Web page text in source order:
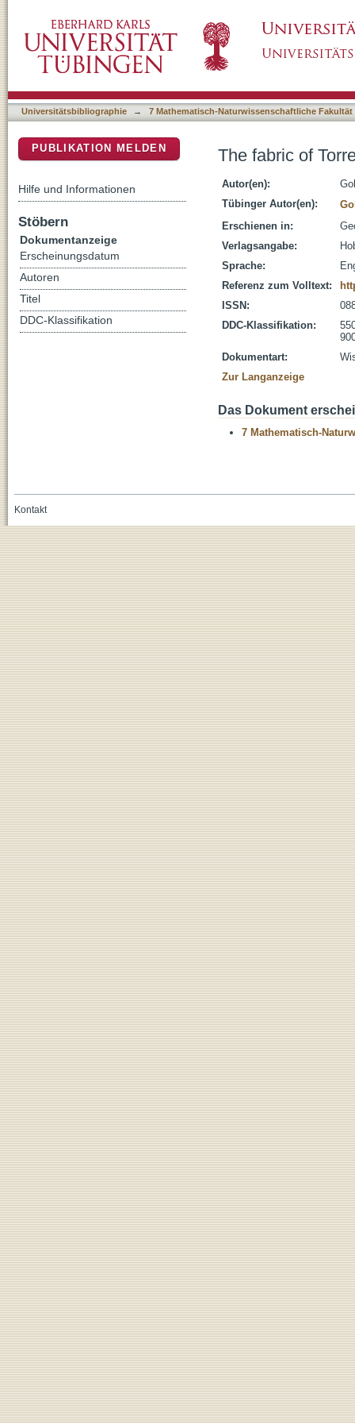
Universitätsbibliographie → 7 Mathematisch-Naturwissenschaftliche Fakultät
The fabric of
Autor(en):
Tübinger Autor(en):
Erschienen in:
Verlagsangabe:
Sprache:
Referenz zum Volltext:
ISSN:
DDC-Klassifikation:
Dokumentart:
Zur Langanzeige
Das Dokument
7 Mathematisch-
PUBLIKATION MELDEN
Hilfe und Informationen
Stöbern
Dokumentanzeige
Erscheinungsdatum
Autoren
Titel
DDC-Klassifikation
Kontakt